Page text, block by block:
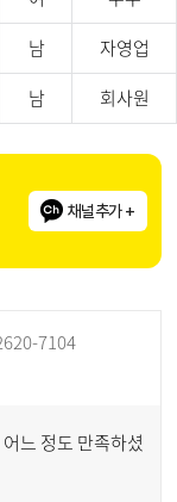
남
자영업
남 회사원
채널추가 +
7104
느 정도 만족하셨